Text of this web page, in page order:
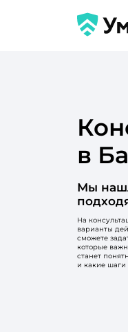
в
Мы
На
варианты
сможете
которые
станет
и какие